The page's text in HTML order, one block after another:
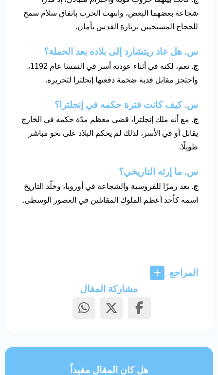
شجاعة بعضهما البعض، وانتهت الحرب باتفاق سلام سمح
للحجاج المسيحيين بزيارة القدس بأمان.
س. هل عاد ريتشارد إلى بلاده بعد الحملة؟
ج.
نعم، لكنه في أثناء عودته أسر في النمسا عام 1192،
واحتجز مقابل فدية ضخمة دفعتها إنجلترا لتحريره.
س. كيف كانت فترة حكمه في إنجلترا؟
ج. مع أنه ملك إنجلترا، قضى معظم مدّة حكمه في الخارج
يقاتل أو في الأسر، لذلك لم يحكم البلاد على نحو مباشر
طويلًا.
س. ما إرثه التاريخي؟
ج. يعد رمزًا للفروسية والشجاعة في أوروبا، وخلّد التاريخ
اسمه كأحد أعظم الملوك المقاتلين في العصور الوسطى.
المراجع
مشاركة المقال
هل كان المقال مفيداً